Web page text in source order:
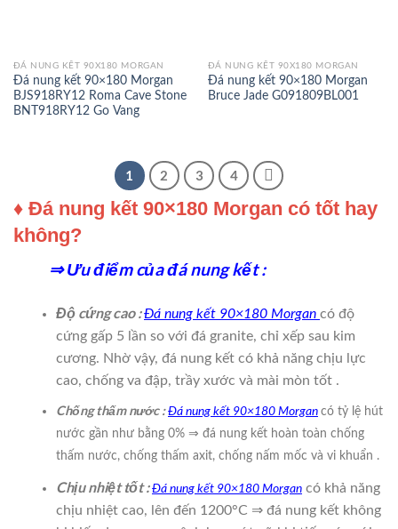
ĐÁ NUNG KẾT 90X180 MORGAN
Đá nung kết 90×180 Morgan
BJS918RY12 Roma Cave Stone
BNT918RY12 Go Vang
ĐÁ NUNG KẾT 90X180 MORGAN
Đá nung kết 90×180 Morgan
Bruce Jade G091809BL001
1 2 3 4
♦ Đá nung kết 90×180 Morgan có tốt hay
không?
⇒ Ưu điểm của đá nung kết :
Độ cứng cao :Đá nung kết 90×180 Morgan có độ
cứng gấp 5 lần so với đá granite, chỉ xếp sau kim
cương. Nhờ vậy, đá nung kết có khả năng chịu lực
cao, chống va đập, trầy xước và mài mòn tốt .
Chống thấm nước :Đá nung kết 90×180 Morgan có tỷ lệ hút
nước gần như bằng 0% ⇒ đá nung kết hoàn toàn chống
thấm nước, chống thấm axit, chống nấm mốc và vi khuẩn .
Chịu nhiệt tốt :Đá nung kết 90×180 Morgan có khả năng
chịu nhiệt cao, lên đến 1200°C ⇒ đá nung kết không